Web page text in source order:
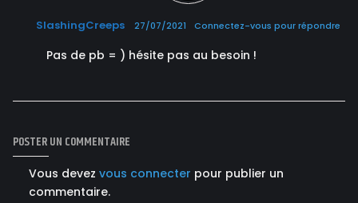
SlashingCreeps 27/07/2021 Connectez-vous pour répondre
Pas de pb = ) hésite pas au besoin !
POSTER UN COMMENTAIRE
Vous devez vous connecter pour publier un
commentaire.